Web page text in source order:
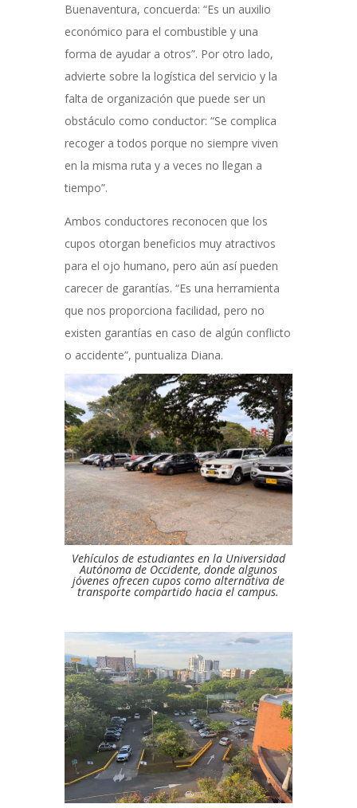
Buenaventura, concuerda: “Es un auxilio
económico para el combustible y una
forma de ayudar a otros”. Por otro lado,
advierte sobre la logística del servicio y la
falta de organización que puede ser un
obstáculo como conductor: “Se complica
recoger a todos porque no siempre viven
en la misma ruta y a veces no llegan a
tiempo”.
Ambos conductores reconocen que los
cupos otorgan beneficios muy atractivos
para el ojo humano, pero aún así pueden
carecer de garantías. “Es una herramienta
que nos proporciona facilidad, pero no
existen garantías en caso de algún conflicto
o accidente”, puntualiza Diana.
Vehículos de estudiantes en la Universidad
Autónoma de Occidente, donde algunos
jóvenes ofrecen cupos como alternativa de
transporte compartido hacia el campus.